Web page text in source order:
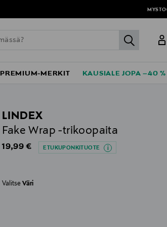
PREMIUM-MERKIT KAUSIALE JOPA –40 %
LINDEX
Fake Wrap -trikoopaita
Original Price
19,99 € ETUKUPONKITUOTE
ValitseVäri